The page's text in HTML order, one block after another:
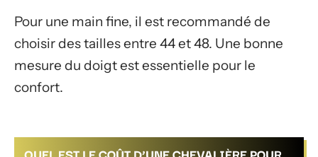
Pour une main fine, il est recommandé de
choisir des tailles entre 44 et 48. Une bonne
mesure du doigt est essentielle pour le
confort.